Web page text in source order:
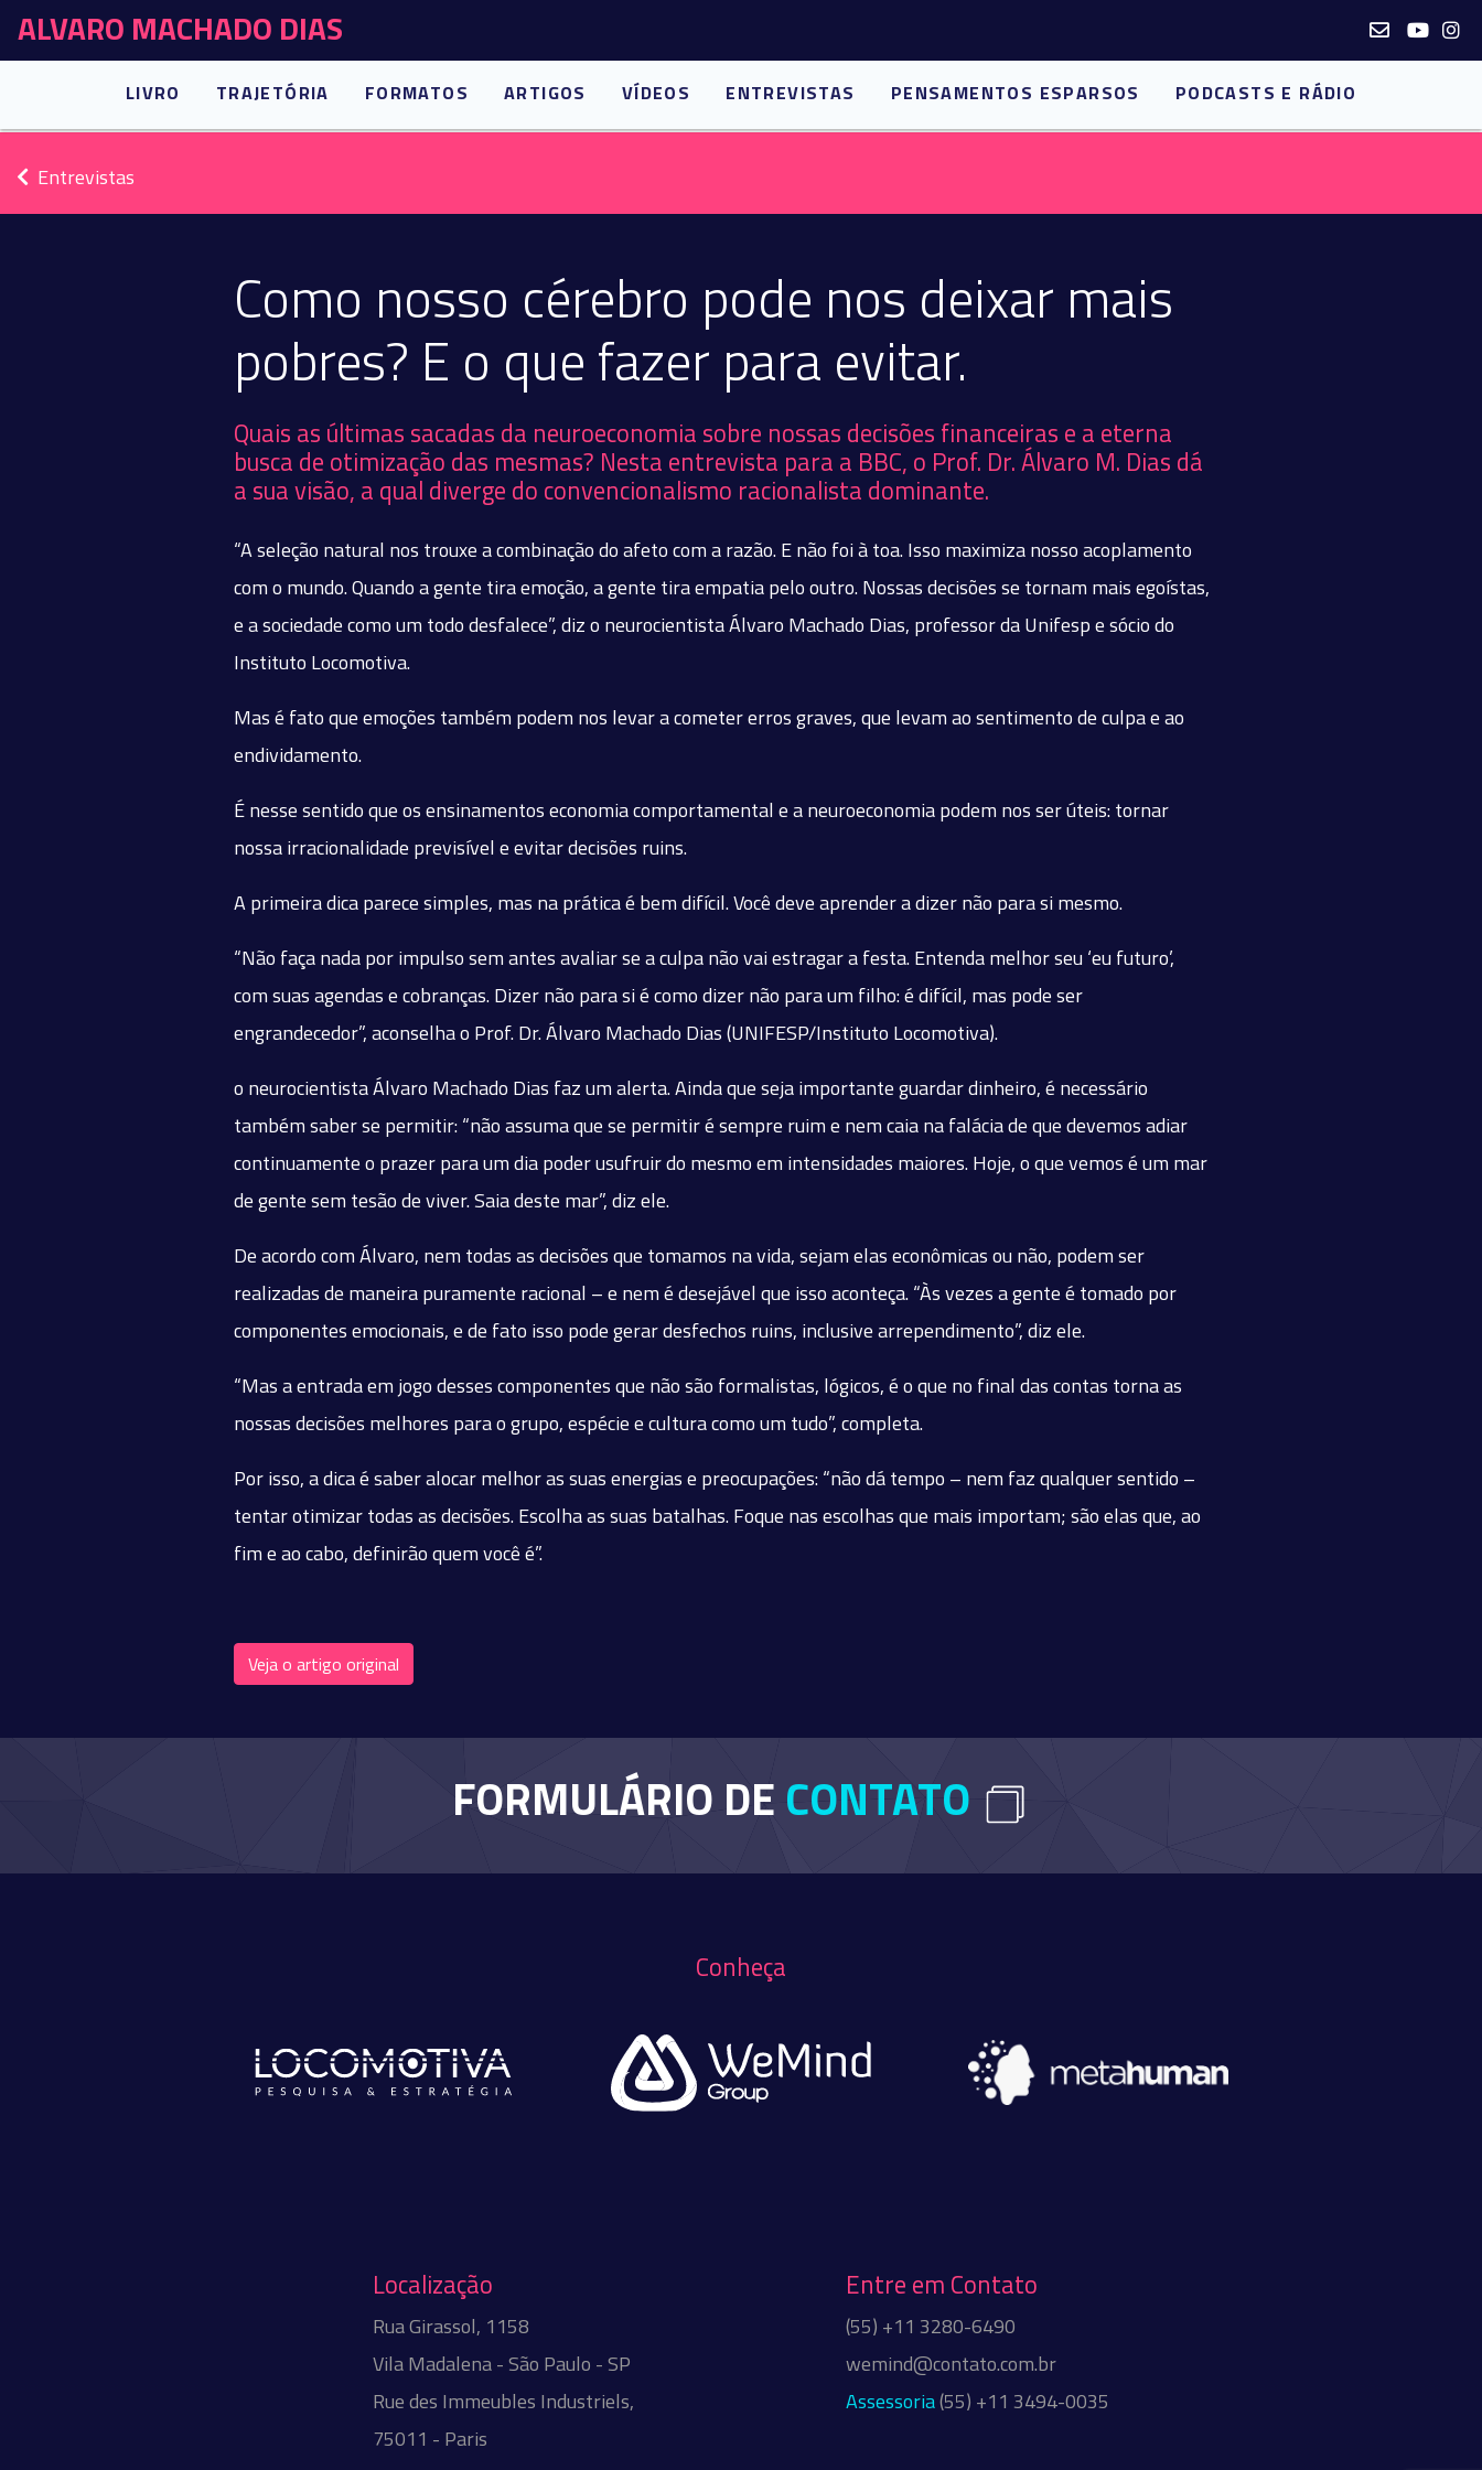
ALVARO MACHADO DIAS
LIVRO TRAJETÓRIA FORMATOS ARTIGOS VÍDEOS ENTREVISTAS PENSAMENTOS ESPARSOS PODCASTS E RÁDIO
Entrevistas
Como nosso cérebro pode nos deixar mais
pobres? E o que fazer para evitar.
Quais as últimas sacadas da neuroeconomia sobre nossas decisões financeiras e a eterna
busca de otimização das mesmas? Nesta entrevista para a BBC, o Prof. Dr. Álvaro M. Dias dá
a sua visão, a qual diverge do convencionalismo racionalista dominante.
“A seleção natural nos trouxe a combinação do afeto com a razão. E não foi à toa. Isso maximiza nosso acoplamento
com o mundo. Quando a gente tira emoção, a gente tira empatia pelo outro. Nossas decisões se tornam mais egoístas,
e a sociedade como um todo desfalece”, diz o neurocientista Álvaro Machado Dias, professor da Unifesp e sócio do
Instituto Locomotiva.
Mas é fato que emoções também podem nos levar a cometer erros graves, que levam ao sentimento de culpa e ao
endividamento.
É nesse sentido que os ensinamentos economia comportamental e a neuroeconomia podem nos ser úteis: tornar
nossa irracionalidade previsível e evitar decisões ruins.
A primeira dica parece simples, mas na prática é bem difícil. Você deve aprender a dizer não para si mesmo.
“Não faça nada por impulso sem antes avaliar se a culpa não vai estragar a festa. Entenda melhor seu ‘eu futuro’,
com suas agendas e cobranças. Dizer não para si é como dizer não para um filho: é difícil, mas pode ser
engrandecedor”, aconselha o Prof. Dr. Álvaro Machado Dias (UNIFESP/Instituto Locomotiva).
o neurocientista Álvaro Machado Dias faz um alerta. Ainda que seja importante guardar dinheiro, é necessário
também saber se permitir: “não assuma que se permitir é sempre ruim e nem caia na falácia de que devemos adiar
continuamente o prazer para um dia poder usufruir do mesmo em intensidades maiores. Hoje, o que vemos é um mar
de gente sem tesão de viver. Saia deste mar”, diz ele.
De acordo com Álvaro, nem todas as decisões que tomamos na vida, sejam elas econômicas ou não, podem ser
realizadas de maneira puramente racional – e nem é desejável que isso aconteça. “Às vezes a gente é tomado por
componentes emocionais, e de fato isso pode gerar desfechos ruins, inclusive arrependimento”, diz ele.
“Mas a entrada em jogo desses componentes que não são formalistas, lógicos, é o que no final das contas torna as
nossas decisões melhores para o grupo, espécie e cultura como um tudo”, completa.
Por isso, a dica é saber alocar melhor as suas energias e preocupações: “não dá tempo – nem faz qualquer sentido –
tentar otimizar todas as decisões. Escolha as suas batalhas. Foque nas escolhas que mais importam; são elas que, ao
fim e ao cabo, definirão quem você é”.
Veja o artigo original
FORMULÁRIO DECONTATO
Conheça
Localização
Rua Girassol, 1158
Vila Madalena - São Paulo - SP
Rue des Immeubles Industriels,
75011 - Paris
Entre em Contato
(55) +11 3280-6490
wemind@contato.com.br
Assessoria(55) +11 3494-0035